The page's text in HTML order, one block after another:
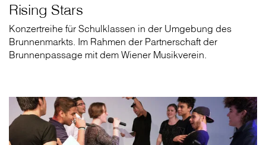
Rising Stars
Konzertreihe für Schulklassen in der Um­gebung des
Brunnenmarkts. Im Rahmen der Partnerschaft der
Brunnenpassage mit dem Wiener Musikverein.